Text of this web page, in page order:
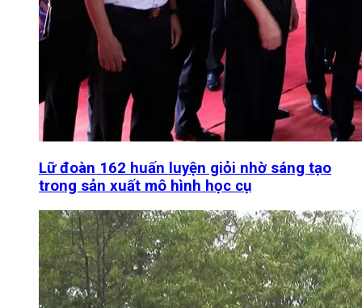
Lữ đoàn 162 huấn luyện giỏi nhờ sáng tạo
trong sản xuất mô hình học cụ